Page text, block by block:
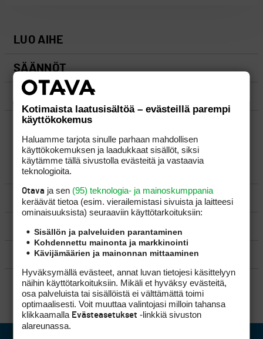
LUO AIHE
SÄÄNNÖT
OHJEET
UUSIMMAT VIESTIKETJUT
YLEISTÄ
VÄLINEET
MATKAILU
KILPAGOLF & HARJOITTELU
SÄÄNNÖT
Kotimaista laatusisältöä – evästeillä parempi
käyttökokemus
Haluamme tarjota sinulle parhaan mahdollisen
käyttökokemuksen ja laadukkaat sisällöt, siksi
käytämme tällä sivustolla evästeitä ja vastaavia
teknologioita.
Otava ja sen (95) teknologia- ja mainoskumppania
keräävät tietoa (esim. vierailemis­tasi sivuista ja laitteesi
ominaisuuk­sista) seuraaviin käyttötarkoituksiin:
Sisällön ja palveluiden parantaminen
Kohdennettu mainonta ja markkinointi
Kävijämäärien ja mainonnan mittaaminen
Hyväksymällä evästeet, annat luvan tietojesi käsittelyyn
näihin käyttötarkoituksiin. Mikäli et hyväksy evästeitä,
osa palveluista tai sisällöistä ei välttämättä toimi
optimaalisesti. Voit muuttaa valintojasi milloin tahansa
klikkaamalla Evästeasetukset -linkkiä sivuston
alareunassa.